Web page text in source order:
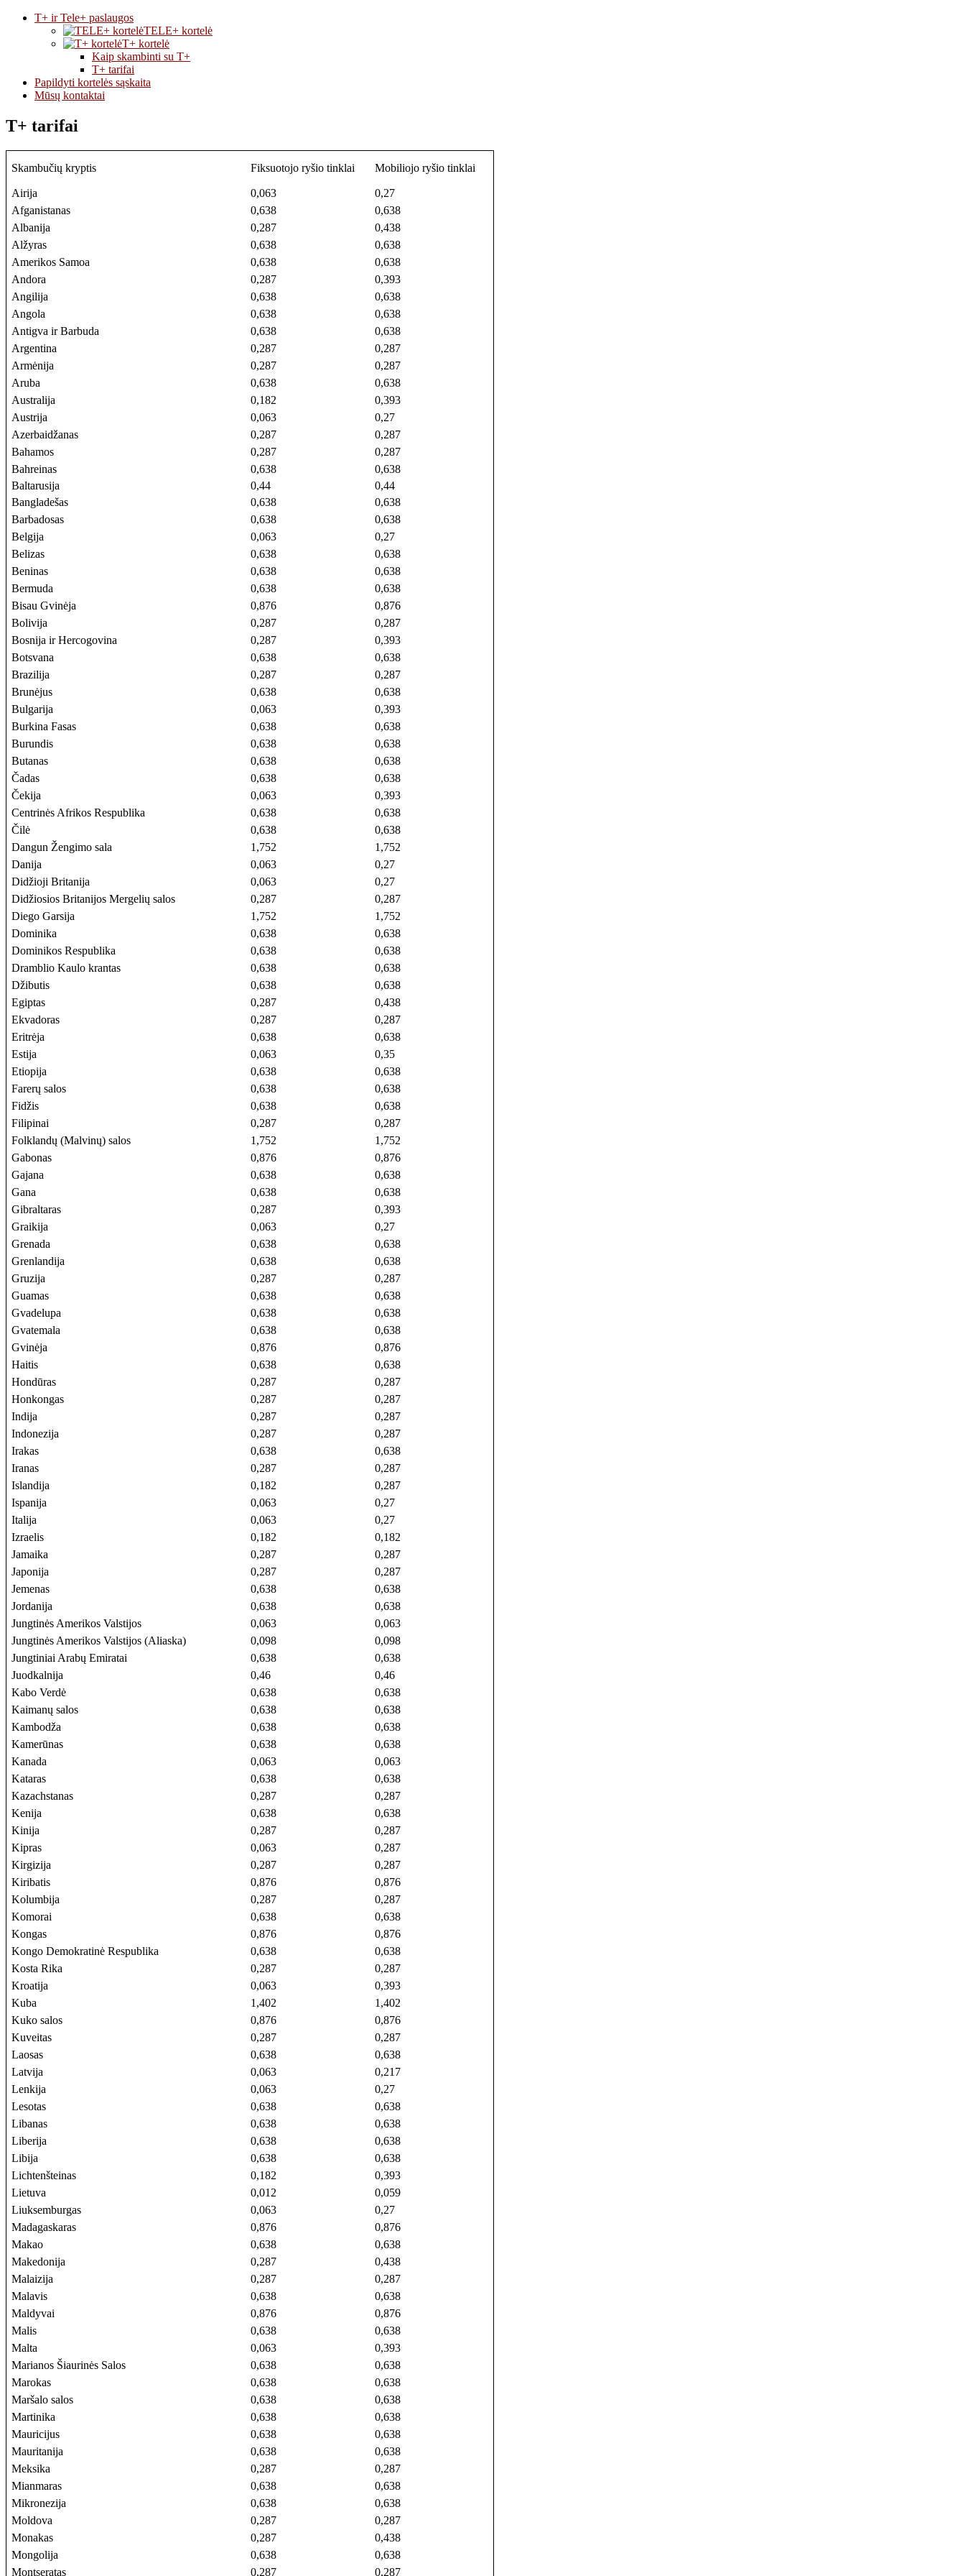
T+ ir Tele+ paslaugos
TELE+ kortelė
T+ kortelė
Kaip skambinti su T+
T+ tarifai
Papildyti kortelės sąskaita
Mūsų kontaktai
T+ tarifai
Skambučių kryptis Fiksuotojo ryšio tinklai Mobiliojo ryšio tinklai
Airija 0,063
0,27
Afganistanas
0,638
0,638
Albanija
0,287
0,438
Alžyras
0,638
0,638
Amerikos Samoa
0,638
0,638
Andora
0,287
0,393
Angilija
0,638
0,638
Angola
0,638
0,638
Antigva ir Barbuda
0,638
0,638
Argentina
0,287
0,287
Armėnija
0,287
0,287
Aruba
0,638
0,638
Australija
0,182
0,393
Austrija
0,063
0,27
Azerbaidžanas
0,287
0,287
Bahamos
0,287
0,287
Bahreinas
0,638
0,638
Baltarusija
0,44
0,44
Bangladešas
0,638
0,638
Barbadosas
0,638
0,638
Belgija
0,063
0,27
Belizas
0,638
0,638
Beninas
0,638
0,638
Bermuda
0,638
0,638
Bisau Gvinėja
0,876
0,876
Bolivija
0,287
0,287
Bosnija ir Hercogovina
0,287
0,393
Botsvana
0,638
0,638
Brazilija
0,287
0,287
Brunėjus
0,638
0,638
Bulgarija
0,063
0,393
Burkina Fasas
0,638
0,638
Burundis
0,638
0,638
Butanas
0,638
0,638
Čadas
0,638
0,638
Čekija
0,063
0,393
Centrinės Afrikos Respublika
0,638
0,638
Čilė
0,638
0,638
Dangun Žengimo sala
1,752
1,752
Danija
0,063
0,27
Didžioji Britanija
0,063
0,27
Didžiosios Britanijos Mergelių salos
0,287
0,287
Diego Garsija
1,752
1,752
Dominika
0,638
0,638
Dominikos Respublika
0,638
0,638
Dramblio Kaulo krantas
0,638
0,638
Džibutis
0,638
0,638
Egiptas
0,287
0,438
Ekvadoras
0,287
0,287
Eritrėja
0,638
0,638
Estija
0,063
0,35
Etiopija
0,638
0,638
Farerų salos
0,638
0,638
Fidžis
0,638
0,638
Filipinai
0,287
0,287
Folklandų (Malvinų) salos
1,752
1,752
Gabonas
0,876
0,876
Gajana
0,638
0,638
Gana
0,638
0,638
Gibraltaras
0,287
0,393
Graikija
0,063
0,27
Grenada
0,638
0,638
Grenlandija
0,638
0,638
Gruzija
0,287
0,287
Guamas
0,638
0,638
Gvadelupa
0,638
0,638
Gvatemala
0,638
0,638
Gvinėja
0,876
0,876
Haitis
0,638
0,638
Hondūras
0,287
0,287
Honkongas
0,287
0,287
Indija
0,287
0,287
Indonezija
0,287
0,287
Irakas
0,638
0,638
Iranas
0,287
0,287
Islandija
0,182
0,287
Ispanija
0,063
0,27
Italija
0,063
0,27
Izraelis
0,182
0,182
Jamaika
0,287
0,287
Japonija
0,287
0,287
Jemenas
0,638
0,638
Jordanija
0,638
0,638
Jungtinės Amerikos Valstijos
0,063
0,063
Jungtinės Amerikos Valstijos (Aliaska)
0,098
0,098
Jungtiniai Arabų Emiratai
0,638
0,638
Juodkalnija
0,46
0,46
Kabo Verdė
0,638
0,638
Kaimanų salos
0,638
0,638
Kambodža
0,638
0,638
Kamerūnas
0,638
0,638
Kanada
0,063
0,063
Kataras
0,638
0,638
Kazachstanas
0,287
0,287
Kenija
0,638
0,638
Kinija
0,287
0,287
Kipras
0,063
0,287
Kirgizija
0,287
0,287
Kiribatis
0,876
0,876
Kolumbija
0,287
0,287
Komorai
0,638
0,638
Kongas
0,876
0,876
Kongo Demokratinė Respublika
0,638
0,638
Kosta Rika
0,287
0,287
Kroatija
0,063
0,393
Kuba
1,402
1,402
Kuko salos
0,876
0,876
Kuveitas
0,287
0,287
Laosas
0,638
0,638
Latvija
0,063
0,217
Lenkija
0,063
0,27
Lesotas
0,638
0,638
Libanas
0,638
0,638
Liberija
0,638
0,638
Libija
0,638
0,638
Lichtenšteinas
0,182
0,393
Lietuva
0,012
0,059
Liuksemburgas
0,063
0,27
Madagaskaras
0,876
0,876
Makao
0,638
0,638
Makedonija
0,287
0,438
Malaizija
0,287
0,287
Malavis
0,638
0,638
Maldyvai
0,876
0,876
Malis
0,638
0,638
Malta
0,063
0,393
Marianos Šiaurinės Salos
0,638
0,638
Marokas
0,638
0,638
Maršalo salos
0,638
0,638
Martinika
0,638
0,638
Mauricijus
0,638
0,638
Mauritanija
0,638
0,638
Meksika
0,287
0,287
Mianmaras
0,638
0,638
Mikronezija
0,638
0,638
Moldova
0,287
0,287
Monakas
0,287
0,438
Mongolija
0,638
0,638
Montseratas
0,287 0,287